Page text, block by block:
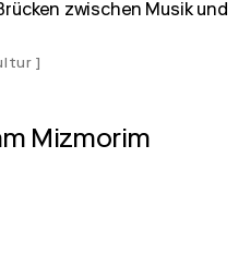
zwischen Musik und
Mizmorim